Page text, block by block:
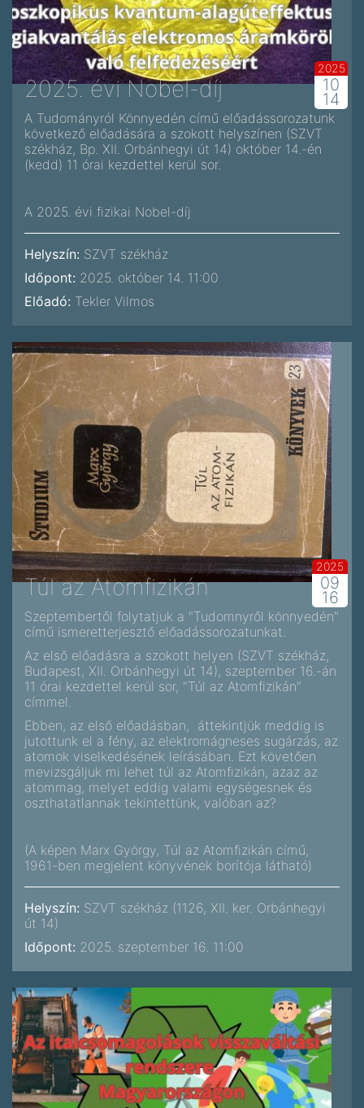
2025
10
14
2025. évi Nobel-díj
A Tudományról Könnyedén című előadássorozatunk
következő előadására a szokott helyszínen (SZVT
székház, Bp. XII. Orbánhegyi út 14) október 14.-én
(kedd) 11 órai kezdettel kerül sor.
A 2025. évi fizikai Nobel-díj
Helyszín: SZVT székház
Időpont: 2025. október 14. 11:00
Előadó: Tekler Vilmos
2025
09
16
Túl az Atomfizikán
Szeptembertől folytatjuk a "Tudomnyről könnyedén"
című ismeretterjesztő előadássorozatunkat.
Az első előadásra a szokott helyen (SZVT székház,
Budapest, XII. Orbánhegyi út 14), szeptember 16.-án
11 órai kezdettel kerül sor, "Túl az Atomfizikán"
címmel.
Ebben, az első előadásban, áttekintjük meddig is
jutottunk el a fény, az elektromágneses sugárzás, az
atomok viselkedésének leírásában. Ezt követően
mevizsgáljuk mi lehet túl az Atomfizikán, azaz az
atommag, melyet eddig valami egységesnek és
oszthatatlannak tekintettünk, valóban az?
(A képen Marx György, Túl az Atomfizikán című,
1961-ben megjelent könyvének borítója látható)
Helyszín: SZVT székház (1126, XII. ker. Orbánhegyi
út 14)
Időpont: 2025. szeptember 16. 11:00